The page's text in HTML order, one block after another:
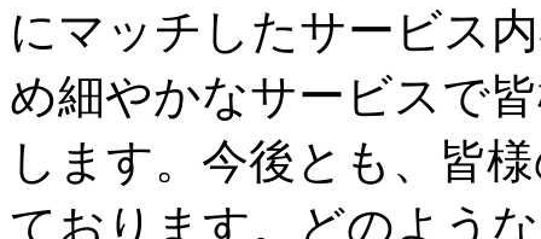
にマッチしたサービス
め細やかなサービスで
します。今後とも、皆
ております。どのよう